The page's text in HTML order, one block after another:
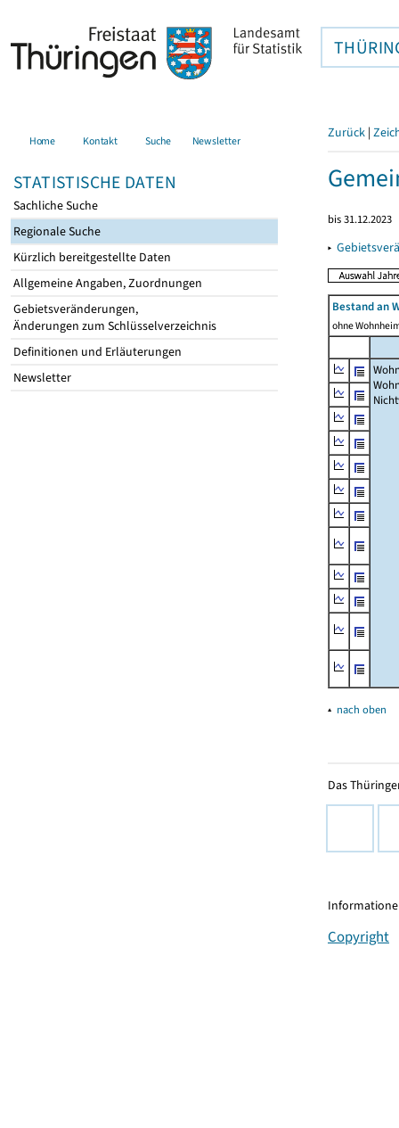
Home Kontakt Suche Newsletter
STATISTISCHE DATEN
Sachliche Suche
Regionale Suche
Kürzlich bereitgestellte Daten
Allgemeine Angaben, Zuordnungen
Gebietsveränderungen,
Änderungen zum Schlüsselverzeichnis
Definitionen und Erläuterungen
Newsletter
Zurück |
bis 31.12.2023
▸
Bestand an
ohne
▴ nach oben
Das
Copyright